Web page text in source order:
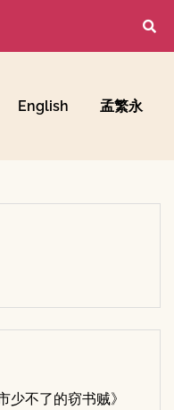
English 孟繁永
少不了的窃书贼》